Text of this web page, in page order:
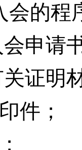
会的程
会申请
关证明
件；